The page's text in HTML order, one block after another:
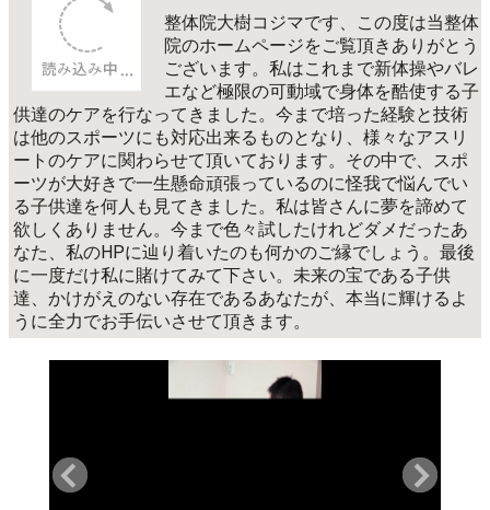
整体院大樹コジマです、この度は当整体
院のホームページをご覧頂きありがとう
ございます。私はこれまで新体操やバレ
エなど極限の可動域で身体を酷使する子
供達のケアを行なってきました。今まで培った経験と技術
は他のスポーツにも対応出来るものとなり、様々なアスリ
ートのケアに関わらせて頂いております。その中で、スポ
ーツが大好きで一生懸命頑張っているのに怪我で悩んでい
る子供達を何人も見てきました。私は皆さんに夢を諦めて
欲しくありません。今まで色々試したけれどダメだったあ
なた、私のHPに辿り着いたのも何かのご縁でしょう。最後
に一度だけ私に賭けてみて下さい。未来の宝である子供
達、かけがえのない存在であるあなたが、本当に輝けるよ
うに全力でお手伝いさせて頂きます。